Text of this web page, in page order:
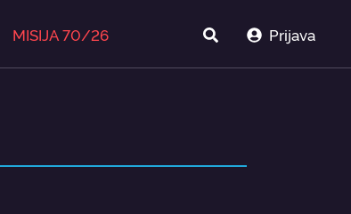
MISIJA 70/26 Prijava